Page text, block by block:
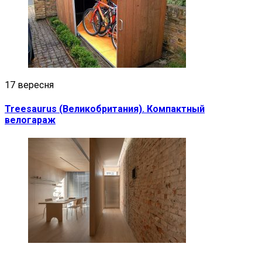
17 вересня
Treesaurus (Великобритания). Компактный
велогараж